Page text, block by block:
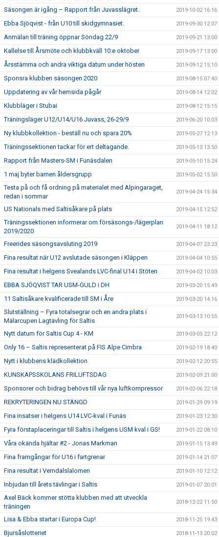
Säsongen är igång – Rapport från Juvasslägret. 2019-10-02 16:16
Ebba Sjöqvist - från U10 till skidgymnasiet. 2019-09-30 12:07
Anmälan till träning öppnar Söndag 22/9 2019-09-21 13:00
Kallelse till Årsmöte och klubbkväll 10:e oktober 2019-09-17 13:00
Årsstämma och andra viktiga datum under hösten 2019-09-12 15:10
Sponsra klubben säsongen 2020 2019-08-15 07:40
Uppdatering av vår hemsida pågår 2019-08-14 12:02
Klubbläger i Stubai 2019-08-12 15:15
Träningsläger U12/U14/U16 Juvass, 26-29/9 2019-06-20 10:03
Ny klubbkollektion - beställ nu och spara 20% 2019-05-27 12:13
Träningssektionen tackar för ert deltagande. 2019-05-13 13:50
Rapport från Masters-SM i Funäsdalen 2019-05-10 15:24
1 maj byter barnen åldersgrupp 2019-05-02 15:50
Testa på och få ordning på materialet med Alpingaraget,
redan i sommar
2019-04-24 15:34
US Nationals med Saltisåkare på plats 2019-04-15 12:52
Träningssektionen informerar om försäsongs-/lägerplan
2019/2020
2019-04-11 18:12
Freerides säsongsavsluting 2019 2019-04-07 23:23
Fina resultat när U12 avslutade säsongen i Kläppen 2019-04-04 10:55
Fina resultat i helgens Svealands LVC-final U14 i Stöten 2019-04-02 10:03
EBBA SJÖQVIST TAR USM-GULD i DH 2019-03-20 15:49
11 Saltisåkare kvalificerade till SM i Åre 2019-03-20 14:16
Slutställning – Fyra totalsegrar och en andra plats i
Mälarcupen Lagtävling för Saltis
2019-03-13 10:55
Nytt datum för Saltis Cup 4 - KM 2019-03-05 22:12
Only 16 – Saltis representerat på FIS Alpe Cimbra 2019-02-19 18:40
Nytt i klubbens klädkollektion 2019-02-12 20:55
KUNSKAPSSKOLANS FRILUFTSDAG 2019-02-09 21:00
Sponsorer och bidrag behövs till vår nya luftkompressor 2019-02-06 22:18
REKRYTERINGEN NU STÄNGD 2019-01-29 09:19
Fina insatser i helgens U14 LVC-kval i Funäs 2019-01-23 12:30
Fyra förstaplaceringar till Saltis i helgens USM kval i GS! 2019-01-22 08:10
Våra okända hjältar #2 - Jonas Markman 2019-01-15 13:49
Fina framgångar för U16 i fartgrenar 2019-01-14 21:07
Fina resultat i Vemdalslalomen 2019-01-10 12:12
Inbjudan till årets tävlingar i Saltis 2019-01-07 20:01
Axel Bäck kommer stötta klubben med att utveckla
träningen
2018-12-22 11:50
Lisa & Ebba startar i Europa Cup! 2018-11-25 19:43
Bjursåslotteriet 2018-11-13 20:02